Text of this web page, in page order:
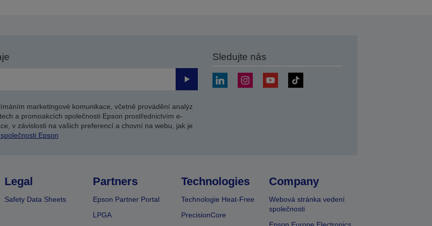
Odeslat
marketingové komunikace, včetně provádění analýz
a promoakcích společnosti Epson prostřednictvím e-
v závislosti na vašich preferencí a chovní na webu, jak je
Epson
Sledujte nás
Legal
Safety Data Sheets
Partners
Epson Partner Portal
LPGA
Technologies
Technologie Heat-Free
PrecisionCore
Company
Webová stránka vedení
společnosti